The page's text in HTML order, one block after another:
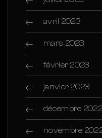
avril 2023
mars 2023
février 2023
janvier 2023
décembre 2022
novembre